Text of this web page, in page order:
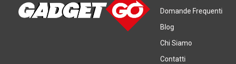
Domande Frequenti
Blog
Chi Siamo
Contatti